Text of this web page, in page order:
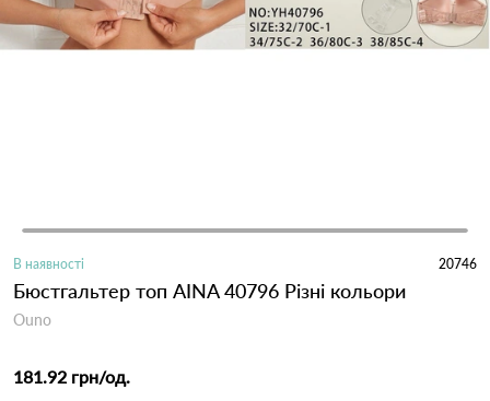
В наявності 20746
Бюстгальтер топ AINA 40796 Різні кольори
Ouno
181.92 грн/од.